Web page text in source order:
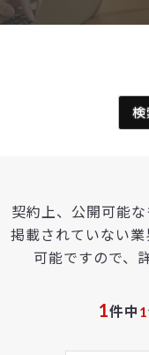
検
契約上、公開可能な
掲載されていない
可能ですので、
1件中 1